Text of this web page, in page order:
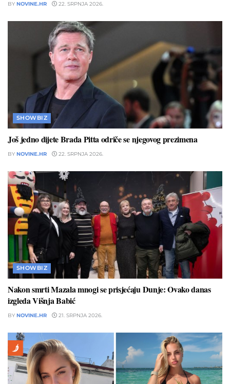
BY NOVINE.HR 22. SRPNJA 2026.
SHOWBIZ
Još jedno dijete Brada Pitta odriče se njegovog prezimena
BY NOVINE.HR 22. SRPNJA 2026.
SHOWBIZ
Nakon smrti Mazala mnogi se prisjećaju Dunje: Ovako danas
izgleda Višnja Babić
BY NOVINE.HR 21. SRPNJA 2026.